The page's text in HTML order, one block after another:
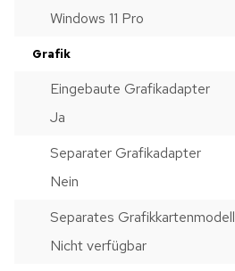
Windows 11 Pro
Grafik
Eingebaute Grafikadapter
Ja
Separater Grafikadapter
Nein
Separates Grafikkartenmodell
Nicht verfügbar